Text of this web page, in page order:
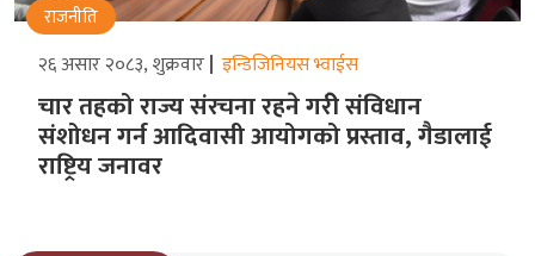
राजनीति
२६ असार २०८३, शुक्रवार इन्डिजिनियस भ्वाईस
चार तहको राज्य संरचना रहने गरीे संविधान
संशोधन गर्न आदिवासी आयोगको प्रस्ताव, गैडालाई
राष्ट्रिय जनावर